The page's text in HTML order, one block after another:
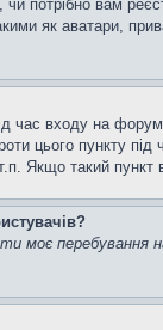
потрібно вам
як аватари,
час входу на
цього пункту
Якщо такий
моє перебування